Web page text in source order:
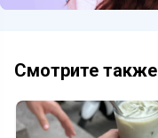
Смотрите также